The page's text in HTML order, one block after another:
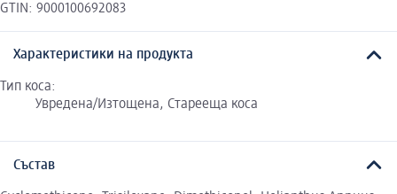
GTIN: 9000100692083
Характеристики на продукта
Тип коса:
Увредена/Изтощена, Стареещa коса
Състав